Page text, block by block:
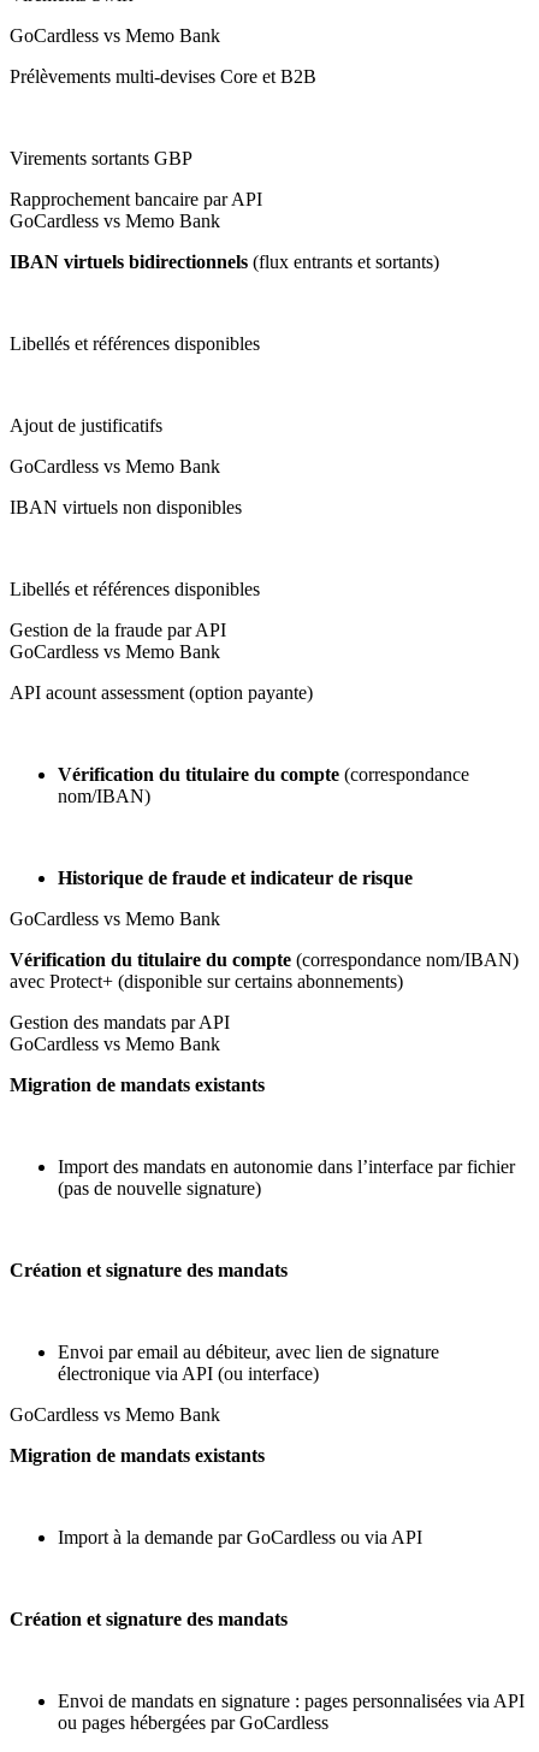
GoCardless vs Memo Bank
Prélèvements multi-devises Core et B2B
Virements sortants GBP
Rapprochement bancaire par API
GoCardless vs Memo Bank
IBAN virtuels bidirectionnels (flux entrants et sortants)
Libellés et références disponibles
Ajout de justificatifs
GoCardless vs Memo Bank
IBAN virtuels non disponibles
Libellés et références disponibles
Gestion de la fraude par API
GoCardless vs Memo Bank
API acount assessment (option payante)
Vérification du titulaire du compte (correspondance
nom/IBAN)
Historique de fraude et indicateur de risque
GoCardless vs Memo Bank
Vérification du titulaire du compte (correspondance nom/IBAN)
avec Protect+ (disponible sur certains abonnements)
Gestion des mandats par API
GoCardless vs Memo Bank
Migration de mandats existants
Import des mandats en autonomie dans l’interface par fichier
(pas de nouvelle signature)
Création et signature des mandats
Envoi par email au débiteur, avec lien de signature
électronique via API (ou interface)
GoCardless vs Memo Bank
Migration de mandats existants
Import à la demande par GoCardless ou via API
Création et signature des mandats
Envoi de mandats en signature : pages personnalisées via API
ou pages hébergées par GoCardless